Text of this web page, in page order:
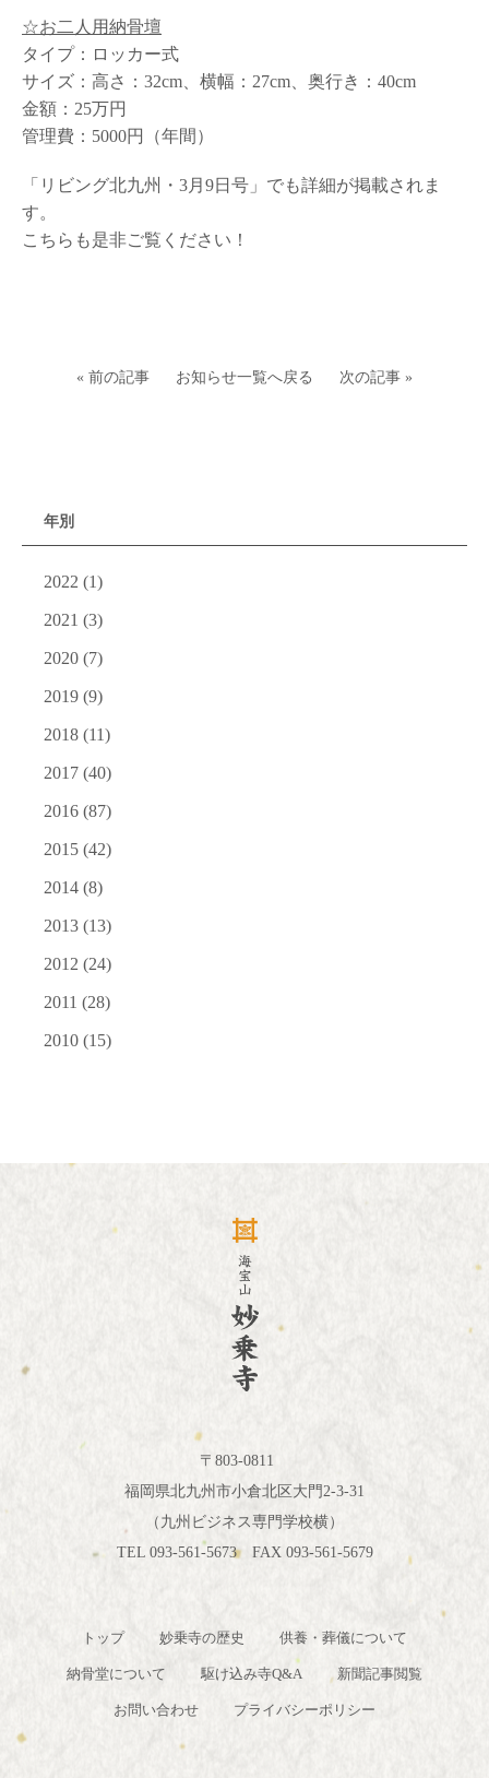
☆お二人用納骨壇
タイプ：ロッカー式
サイズ：高さ：32cm、横幅：27cm、奥行き：40cm
金額：25万円
管理費：5000円（年間）
「リビング北九州・3月9日号」でも詳細が掲載されま
す。
こちらも是非ご覧ください！
« 前の記事 お知らせ一覧へ戻る 次の記事 »
年別
2022 (1)
2021 (3)
2020 (7)
2019 (9)
2018 (11)
2017 (40)
2016 (87)
2015 (42)
2014 (8)
2013 (13)
2012 (24)
2011 (28)
2010 (15)
〒803-0811
福岡県北九州市小倉北区大門2-3-31
（九州ビジネス専門学校横）
TEL 093-561-5673 FAX 093-561-5679
トップ 妙乗寺の歴史 供養・葬儀について
納骨堂について 駆け込み寺Q&A 新聞記事閲覧
お問い合わせ プライバシーポリシー